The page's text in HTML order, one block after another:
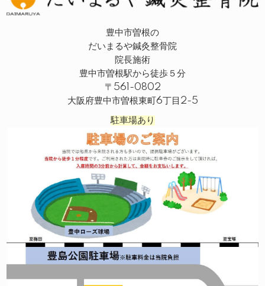
豊中市曽根の
だいまるや鍼灸整骨院
院長施術
豊中市曽根駅から徒歩５分
〒561-0802
大阪府豊中市曽根東町6丁目2-5
駐車場あり